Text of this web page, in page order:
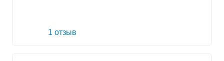
1 отзыв